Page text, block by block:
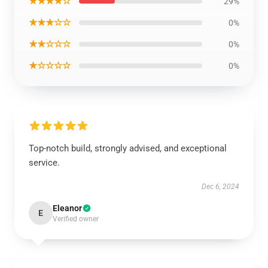
★★★☆☆ 0%
★★☆☆☆ 0%
★☆☆☆☆ 0%
Top-notch build, strongly advised, and exceptional
service.
Dec 6, 2024
E Eleanor
Verified owner